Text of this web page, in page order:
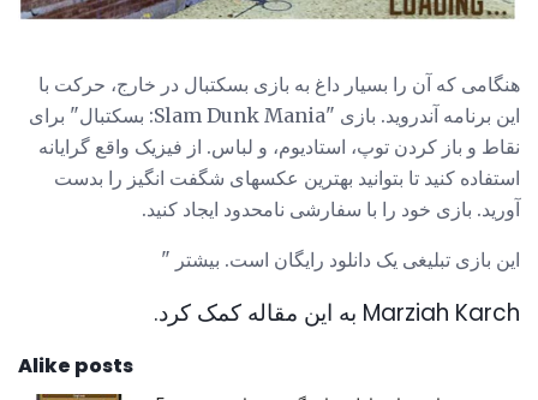
هنگامی که آن را بسیار داغ به بازی بسکتبال در خارج، حرکت با
این برنامه آندروید. بازی "Slam Dunk Mania: بسکتبال" برای
نقاط و باز کردن توپ، استادیوم، و لباس. از فیزیک واقع گرایانه
استفاده کنید تا بتوانید بهترین عکسهای شگفت انگیز را بدست
آورید. بازی خود را با سفارشی نامحدود ایجاد کنید.
این بازی تبلیغی یک دانلود رایگان است. بیشتر "
Marziah Karch به این مقاله کمک کرد.
Alike posts